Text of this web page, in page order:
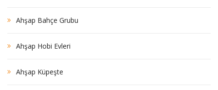
Ahşap Bahçe Grubu
Ahşap Hobi Evleri
Ahşap Küpeşte